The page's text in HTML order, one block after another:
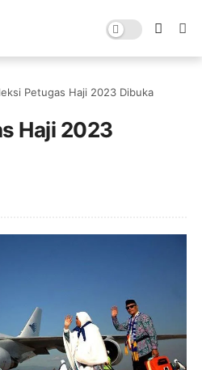
Petugas Haji 2023 Dibuka
Haji 2023